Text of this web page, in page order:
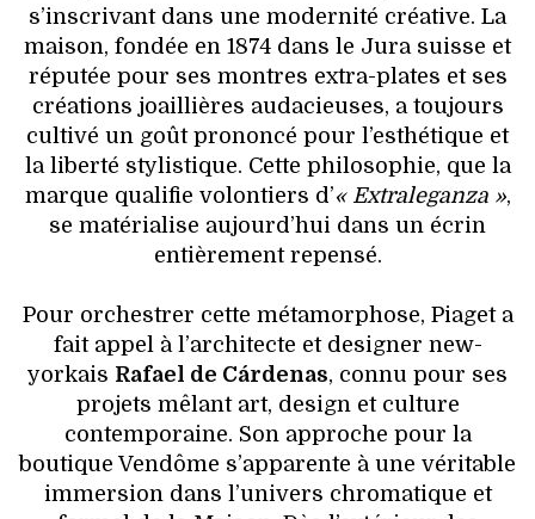
s’inscrivant dans une modernité créative. La
maison, fondée en 1874 dans le Jura suisse et
réputée pour ses montres extra-plates et ses
créations joaillières audacieuses, a toujours
cultivé un goût prononcé pour l’esthétique et
la liberté stylistique. Cette philosophie, que la
marque qualifie volontiers d’« Extraleganza »,
se matérialise aujourd’hui dans un écrin
entièrement repensé.
Pour orchestrer cette métamorphose, Piaget a
fait appel à l’architecte et designer new-
yorkais Rafael de Cárdenas, connu pour ses
projets mêlant art, design et culture
contemporaine. Son approche pour la
boutique Vendôme s’apparente à une véritable
immersion dans l’univers chromatique et